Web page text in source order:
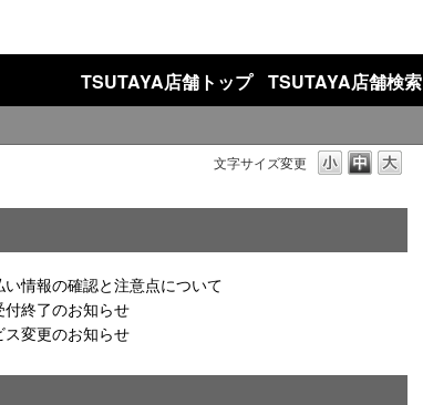
TSUTAYA店舗トップ TSUTAYA店舗検索
文字サイズ変更
情報の確認と注意点について
終了のお知らせ
変更のお知らせ